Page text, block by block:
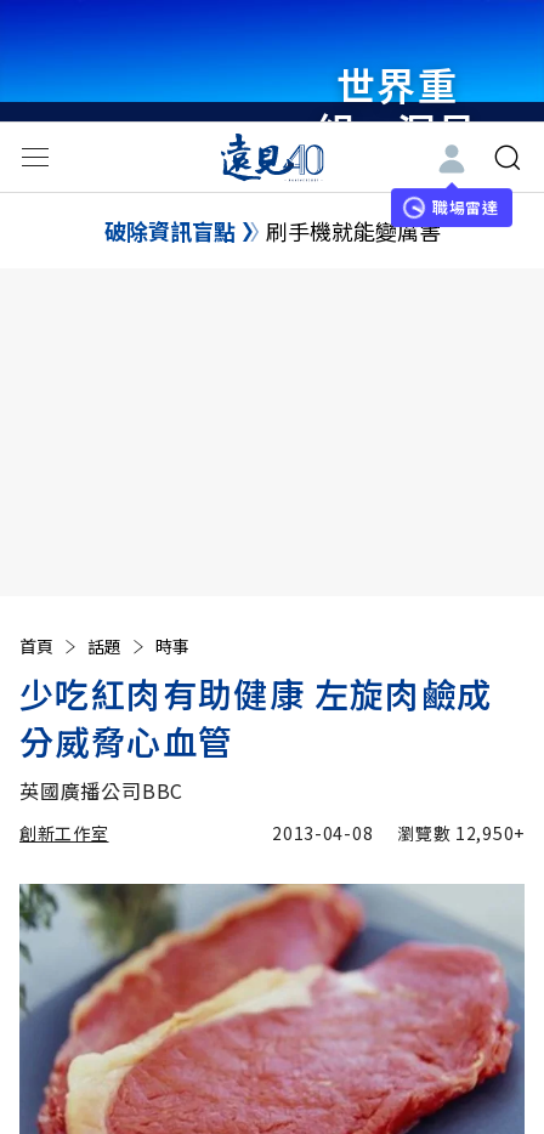
世界重
組・洞見
未來 與
世界領袖
職場雷達
破除資訊盲點 刷手機就能變厲害
首頁 話題 時事
少吃紅肉有助健康 左旋肉鹼成
分威脅心血管
英國廣播公司BBC
創新工作室 2013-04-08 瀏覽數 12,950+